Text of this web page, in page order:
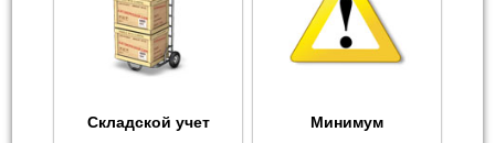
Складской учет Минимум